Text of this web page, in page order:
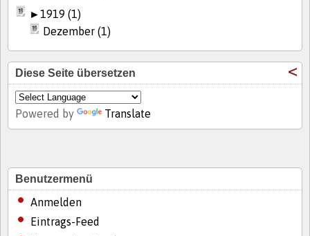
►1919 (1)
Dezember (1)
Diese Seite übersetzen
Powered by Translate
Benutzermenü
Anmelden
Eintrags-Feed